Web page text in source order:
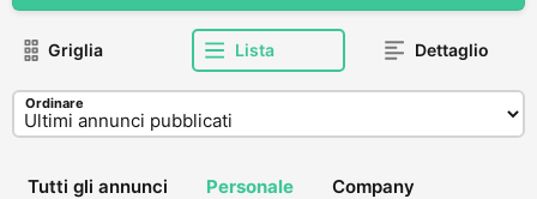
Griglia Lista Dettaglio
Ordinare
Tutti gli annunci Personale Company